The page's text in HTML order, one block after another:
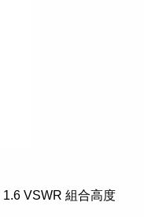
VSWR 組合高度